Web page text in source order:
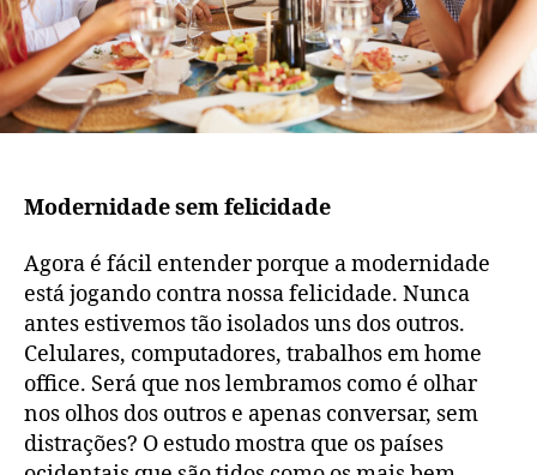
Modernidade sem felicidade
Agora é fácil entender porque a modernidade
está jogando contra nossa felicidade. Nunca
antes estivemos tão isolados uns dos outros.
Celulares, computadores, trabalhos em home
office. Será que nos lembramos como é olhar
nos olhos dos outros e apenas conversar, sem
distrações? O estudo mostra que os países